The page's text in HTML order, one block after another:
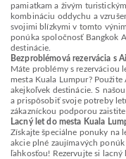
pamiatkam a živým
kombináciu oddychu a
svojimi blízkymi v tomto
ponúka spoločnosť Bangkok
destinácie.
Bezproblémová rezervácia s
Máte problémy s rezerváciou
mesta Kuala Lumpur?
akejkoľvek destinácie. S
a prispôsobiť svoje potreby
zákazníckou podporou
Lacný let do mesta Kuala
Získajte špeciálne ponuky na
akcie plné zaujímavých ponúk
ľahkosťou! Rezervujte si